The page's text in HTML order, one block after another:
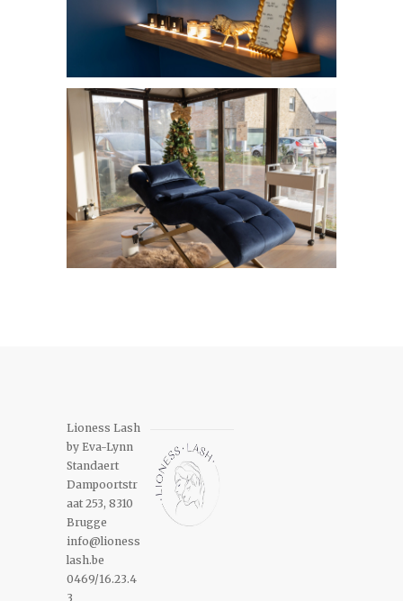
Lioness Lash
by Eva-Lynn
Standaert
Dampoortstr
aat 253, 8310
Brugge
info@lioness
lash.be
0469/16.23.4
3